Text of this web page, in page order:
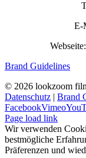
E-
Webseite:
Brand Guidelines
© 2026 lookzoom
Datenschutz | Brand
FacebookVimeo
Page load link
Wir verwenden
bestmögliche
Präferenzen und